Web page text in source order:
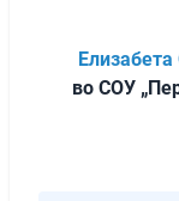
во СОУ